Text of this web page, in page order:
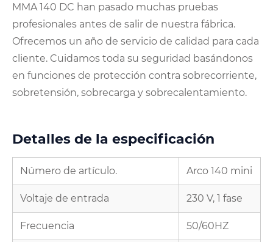
MMA 140 DC han pasado muchas pruebas
profesionales antes de salir de nuestra fábrica.
Ofrecemos un año de servicio de calidad para cada
cliente. Cuidamos toda su seguridad basándonos
en funciones de protección contra sobrecorriente,
sobretensión, sobrecarga y sobrecalentamiento.
Detalles de la especificación
Número de artículo. Arco 140 mini
Voltaje de entrada 230 V, 1 fase
Frecuencia 50/60HZ